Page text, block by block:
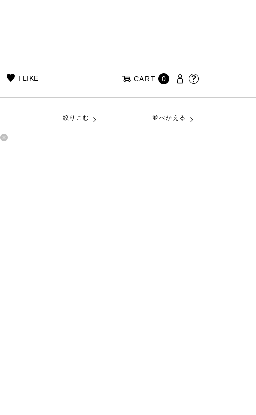
I LIKE CART 0
絞りこむ 並べかえる